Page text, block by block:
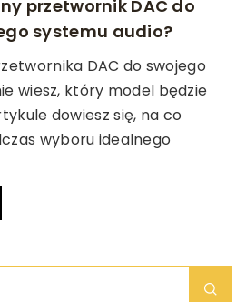
przetwornik DAC do
systemu audio?
DAC do swojego
wiesz, który model będzie
dowiesz się, na co
wyboru idealnego